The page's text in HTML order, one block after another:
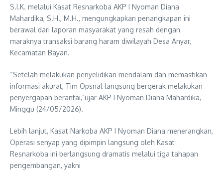
S.I.K. melalui Kasat Resnarkoba AKP I Nyoman Diana
Mahardika, S.H., M.H., mengungkapkan penangkapan ini
berawal dari laporan masyarakat yang resah dengan
maraknya transaksi barang haram diwilayah Desa Anyar,
Kecamatan Bayan.
“Setelah melakukan penyelidikan mendalam dan memastikan
informasi akurat, Tim Opsnal langsung bergerak melakukan
penyergapan berantai,”ujar AKP I Nyoman Diana Mahardika,
Minggu (24/05/2026).
Lebih lanjut, Kasat Narkoba AKP I Nyoman Diana menerangkan,
Operasi senyap yang dipimpin langsung oleh Kasat
Resnarkoba ini berlangsung dramatis melalui tiga tahapan
pengembangan, yakni